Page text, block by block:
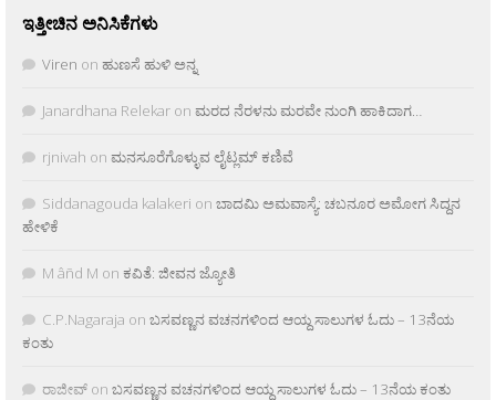
ಇತ್ತೀಚಿನ ಅನಿಸಿಕೆಗಳು
Viren on ಹುಣಸೆ ಹುಳಿ ಅನ್ನ
Janardhana Relekar on ಮರದ ನೆರಳನು ಮರವೇ ನುಂಗಿ ಹಾಕಿದಾಗ…
rjnivah on ಮನಸೂರೆಗೊಳ್ಳುವ ಲೈಟ್ಲಮ್ ಕಣಿವೆ
Siddanagouda kalakeri on ಬಾದಮಿ ಅಮವಾಸ್ಯೆ: ಚಬನೂರ ಅಮೋಗ ಸಿದ್ದನ
ಹೇಳಿಕೆ
M âñd M on ಕವಿತೆ: ಜೀವನ ಜ್ಯೋತಿ
C.P.Nagaraja on ಬಸವಣ್ಣನ ವಚನಗಳಿಂದ ಆಯ್ದ ಸಾಲುಗಳ ಓದು – 13ನೆಯ
ಕಂತು
ರಾಜೀವ್ on ಬಸವಣ್ಣನ ವಚನಗಳಿಂದ ಆಯ್ದ ಸಾಲುಗಳ ಓದು – 13ನೆಯ ಕಂತು